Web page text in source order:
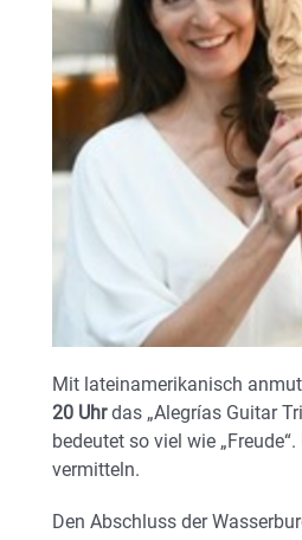
Mit lateinamerikanisch
20 Uhrdas „Alegrías Guitar
bedeutet so viel wie
vermitteln.
Den Abschluss der